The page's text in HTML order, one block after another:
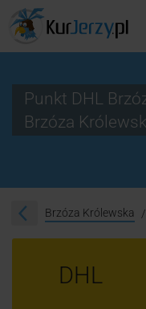
Punkt DHL
Brzóza
Brzóza Królewska
DHL